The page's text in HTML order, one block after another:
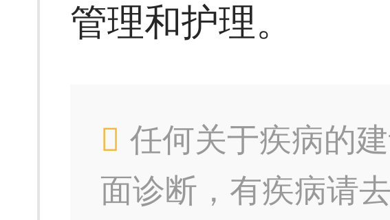
管理和护理。
任何关于疾病的
面诊断，有疾病请